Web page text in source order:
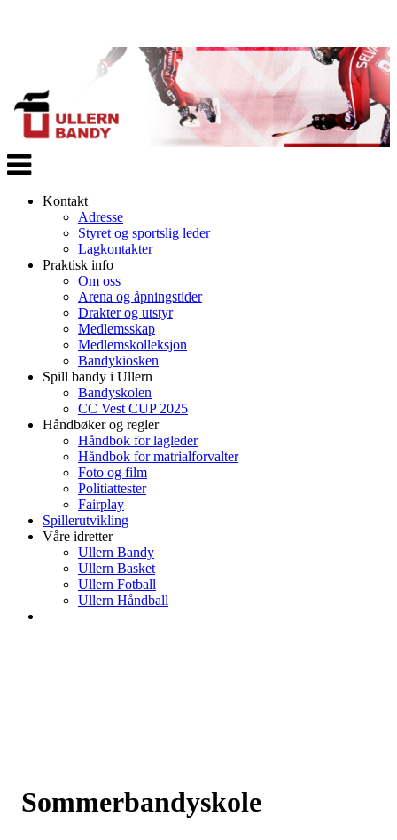
Veksle
navigasjon
Kontakt
Adresse
Styret og sportslig leder
Lagkontakter
Praktisk info
Om oss
Arena og åpningstider
Drakter og utstyr
Medlemsskap
Medlemskolleksjon
Bandykiosken
Spill bandy i Ullern
Bandyskolen
CC Vest CUP 2025
Håndbøker og regler
Håndbok for lagleder
Håndbok for matrialforvalter
Foto og film
Politiattester
Fairplay
Spillerutvikling
Våre idretter
Ullern Bandy
Ullern Basket
Ullern Fotball
Ullern Håndball
Sommerbandyskole